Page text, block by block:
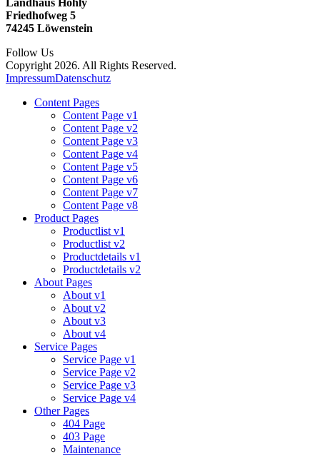
Friedhofweg 5
74245 Löwenstein
Follow Us
Copyright 2026. All Rights Reserved.
ImpressumDatenschutz
Content Pages
Content Page v1
Content Page v2
Content Page v3
Content Page v4
Content Page v5
Content Page v6
Content Page v7
Content Page v8
Product Pages
Productlist v1
Productlist v2
Productdetails v1
Productdetails v2
About Pages
About v1
About v2
About v3
About v4
Service Pages
Service Page v1
Service Page v2
Service Page v3
Service Page v4
Other Pages
404 Page
403 Page
Maintenance